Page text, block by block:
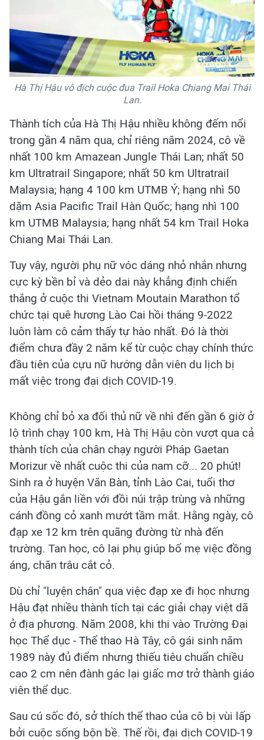
Hà Thị Hậu vô địch cuộc đua Trail Hoka Chiang Mai Thái
Lan.
Thành tích của Hà Thị Hậu nhiều không đếm nổi
trong gần 4 năm qua, chỉ riêng năm 2024, cô về
nhất 100 km Amazean Jungle Thái Lan; nhất 50
km Ultratrail Singapore; nhất 50 km Ultratrail
Malaysia; hạng 4 100 km UTMB Ý; hạng nhì 50
dặm Asia Pacific Trail Hàn Quốc; hạng nhì 100
km UTMB Malaysia; hạng nhất 54 km Trail Hoka
Chiang Mai Thái Lan.
Tuy vậy, người phụ nữ vóc dáng nhỏ nhắn nhưng
cực kỳ bền bỉ và dẻo dai này khẳng định chiến
thắng ở cuộc thi Vietnam Moutain Marathon tổ
chức tại quê hương Lào Cai hồi tháng 9-2022
luôn làm cô cảm thấy tự hào nhất. Đó là thời
điểm chưa đầy 2 năm kể từ cuộc chạy chính thức
đầu tiên của cựu nữ hướng dẫn viên du lịch bị
mất việc trong đại dịch COVID-19.
Không chỉ bỏ xa đối thủ nữ về nhì đến gần 6 giờ ở
lộ trình chạy 100 km, Hà Thị Hậu còn vượt qua cả
thành tích của chân chạy người Pháp Gaetan
Morizur về nhất cuộc thi của nam cỡ... 20 phút!
Sinh ra ở huyện Văn Bàn, tỉnh Lào Cai, tuổi thơ
của Hậu gắn liền với đồi núi trập trùng và những
cánh đồng cỏ xanh mướt tầm mắt. Hằng ngày, cô
đạp xe 12 km trên quãng đường từ nhà đến
trường. Tan học, cô lại phụ giúp bố mẹ việc đồng
áng, chăn trâu cắt cỏ.
Dù chỉ "luyện chân" qua việc đạp xe đi học nhưng
Hậu đạt nhiều thành tích tại các giải chạy việt dã
ở địa phương. Năm 2008, khi thi vào Trường Đại
học Thể dục - Thể thao Hà Tây, cô gái sinh năm
1989 này đủ điểm nhưng thiếu tiêu chuẩn chiều
cao 2 cm nên đành gác lại giấc mơ trở thành giáo
viên thể dục.
Sau cú sốc đó, sở thích thể thao của cô bị vùi lấp
bởi cuộc sống bộn bề. Thế rồi, đại dịch COVID-19